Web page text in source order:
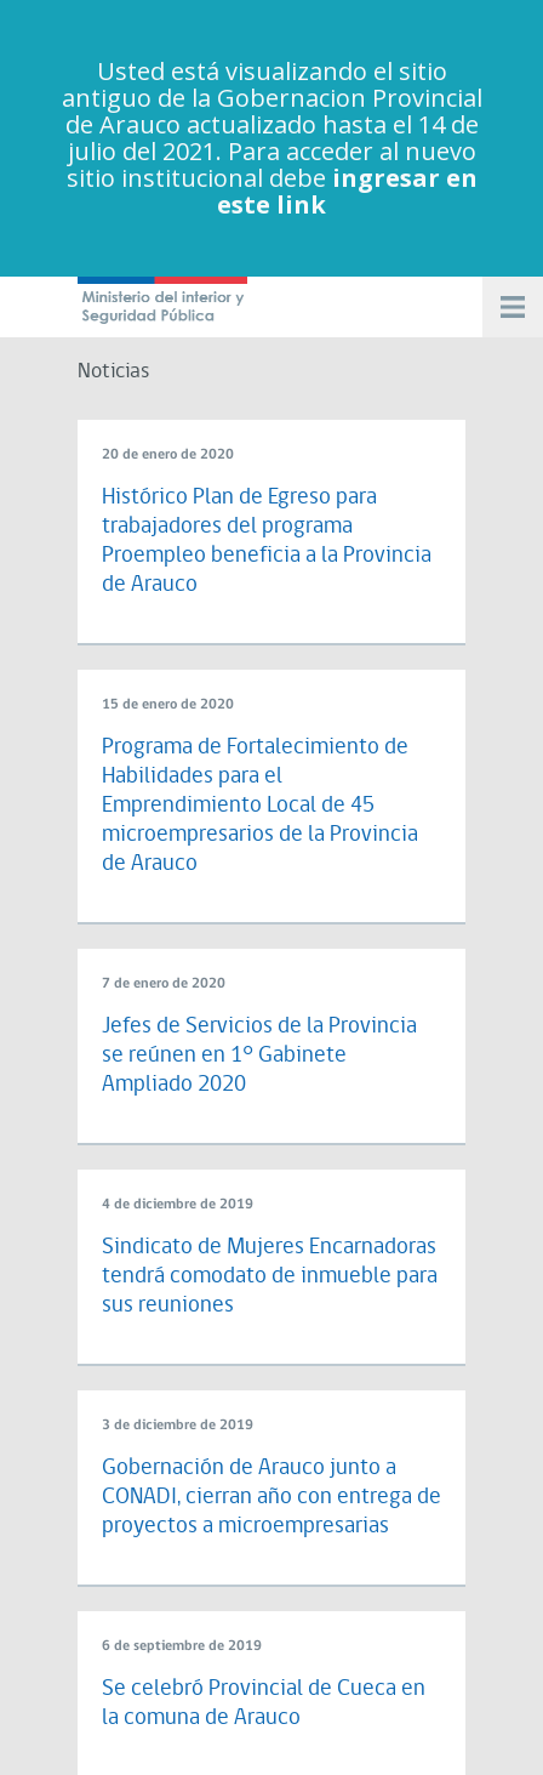
Usted está visualizando el sitio
antiguo de la Gobernacion Provincial
de Arauco actualizado hasta el 14 de
julio del 2021. Para acceder al nuevo
sitio institucional debe ingresar en
este link
Noticias
20 de enero de 2020
Histórico Plan de Egreso para
trabajadores del programa
Proempleo beneficia a la Provincia
de Arauco
15 de enero de 2020
Programa de Fortalecimiento de
Habilidades para el
Emprendimiento Local de 45
microempresarios de la Provincia
de Arauco
7 de enero de 2020
Jefes de Servicios de la Provincia
se reúnen en 1° Gabinete
Ampliado 2020
4 de diciembre de 2019
Sindicato de Mujeres Encarnadoras
tendrá comodato de inmueble para
sus reuniones
3 de diciembre de 2019
Gobernación de Arauco junto a
CONADI, cierran año con entrega de
proyectos a microempresarias
6 de septiembre de 2019
Se celebró Provincial de Cueca en
la comuna de Arauco